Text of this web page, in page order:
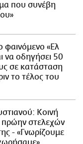
που συνέβη
φαινόμενο «Ελ
να οδηγήσει 50
σε κατάσταση
το τέλος του
Κοινή
στελεχών
- «Γνωρίζουμε